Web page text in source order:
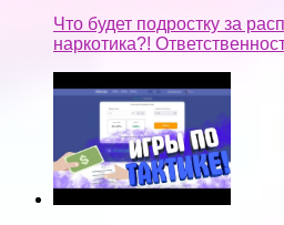
Что будет подростку за
наркотика?!